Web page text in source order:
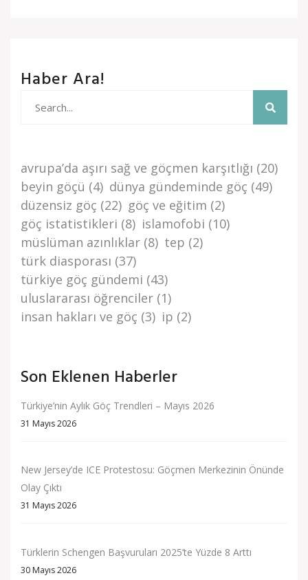
Haber Ara!
avrupa’da aşiri sağ ve göçmen karşitliği (20)
beyi̇n göçü (4) dünya gündemi̇nde göç (49)
düzensi̇z göç (22) göç ve eği̇ti̇m (2)
göç i̇stati̇sti̇kleri̇ (8) islamofobi (10)
müslüman azınlıklar (8) tep (2)
türk di̇asporasi (37)
türki̇ye göç gündemi̇ (43)
uluslararası öğrenciler (1)
i̇nsan haklari ve göç (3) i̇p (2)
Son Eklenen Haberler
Türkiye’nin Aylık Göç Trendleri – Mayıs 2026
31 Mayıs 2026
New Jersey’de ICE Protestosu: Göçmen Merkezinin Önünde
Olay Çıktı
31 Mayıs 2026
Türklerin Schengen Başvuruları 2025’te Yüzde 8 Arttı
30 Mayıs 2026